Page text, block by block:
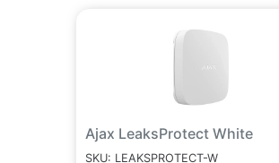
Ajax LeaksProtect White
SKU: LEAKSPROTECT-W